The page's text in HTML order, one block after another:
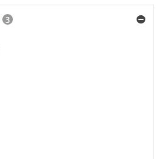
3